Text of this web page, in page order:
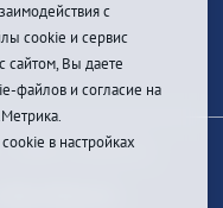
ссылка на
с
cookie и сервис
сайтом, Вы даете
файлов и согласие на
в настройках